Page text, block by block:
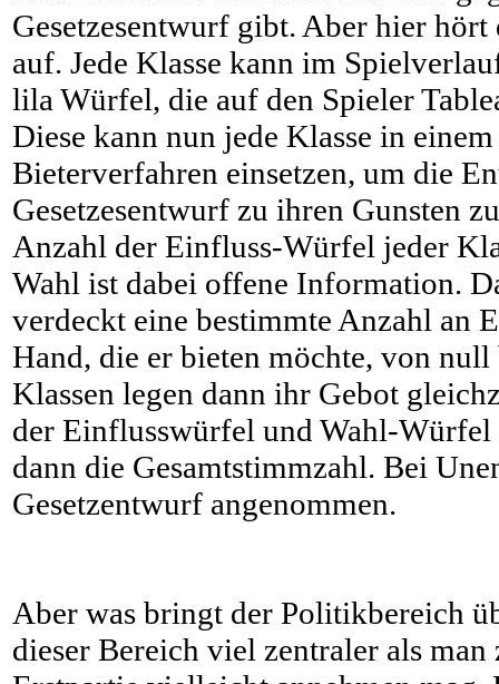
Gesetzesentwurf gibt. Aber hier
auf. Jede Klasse kann im
lila Würfel, die auf den Spieler
Diese kann nun jede Klasse in
Bieterverfahren einsetzen, um die
Gesetzesentwurf zu ihren Gunsten
Anzahl der Einfluss-Würfel jeder
Wahl ist dabei offene Information.
verdeckt eine bestimmte Anzahl an
Hand, die er bieten möchte, von
Klassen legen dann ihr Gebot
der Einflusswürfel und Wahl-Würfel
dann die Gesamtstimmzahl. Bei
Gesetzentwurf angenommen.
Aber was bringt der Politikbereich
dieser Bereich viel zentraler als